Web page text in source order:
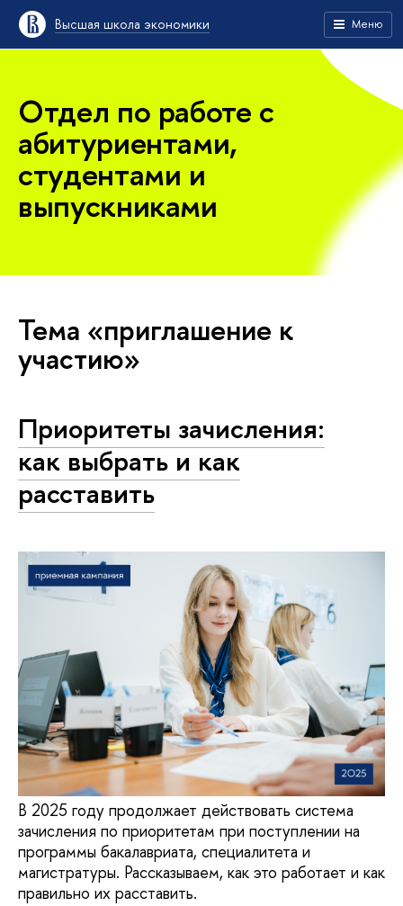
Высшая школа экономики Меню
Отдел по работе с
абитуриентами,
студентами и
выпускниками
Тема «приглашение к
участию»
Приоритеты зачисления:
как выбрать и как
расставить
В 2025 году продолжает действовать система
зачисления по приоритетам при поступлении на
программы бакалавриата, специалитета и
магистратуры. Рассказываем, как это работает и как
правильно их расставить.